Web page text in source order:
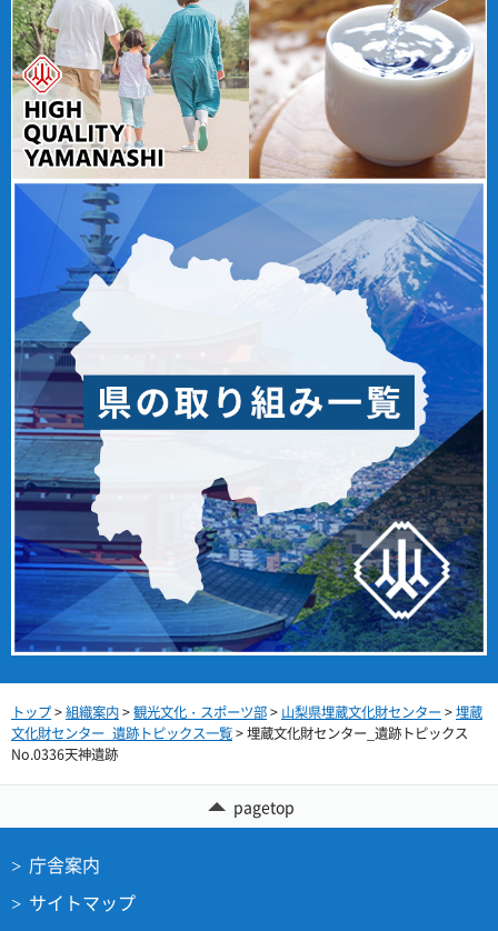
トップ>組織案内>観光文化・スポーツ部> 山梨県埋蔵文化財センター>埋蔵
文化財センター_遺跡トピックス一覧> 埋蔵文化財センター_遺跡トピックス
No.0336天神遺跡
pagetop
庁舎案内
サイトマップ